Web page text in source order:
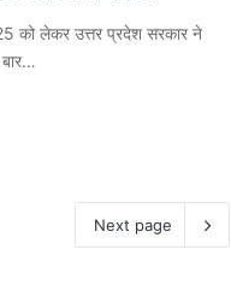
को लेकर उत्तर प्रदेश सरकार ने
Next page